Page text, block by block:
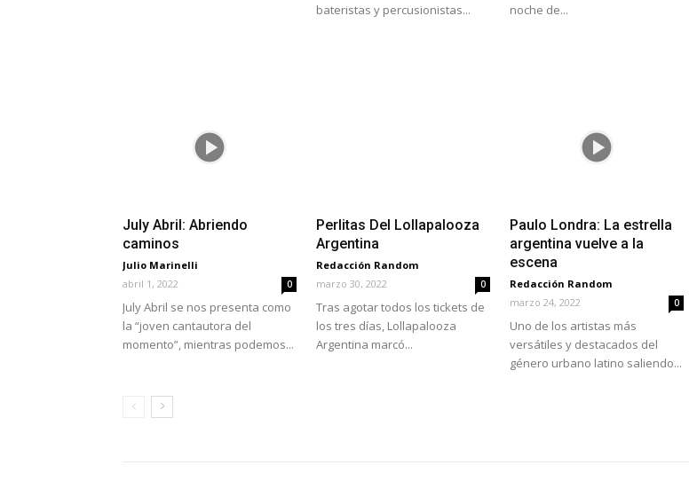
bateristas y percusionistas...
noche de...
July Abril: Abriendo
caminos
Julio Marinelli
abril 1, 2022
0
July Abril se nos presenta como
la “joven cantautora del
momento”, mientras podemos...
Perlitas Del Lollapalooza
Argentina
Redacción Random
marzo 30, 2022
0
Tras agotar todos los tickets de
los tres días, Lollapalooza
Argentina marcó...
Paulo Londra: La estrella
argentina vuelve a la
escena
Redacción Random
marzo 24, 2022
0
Uno de los artistas más
versátiles y destacados del
género urbano latino saliendo...